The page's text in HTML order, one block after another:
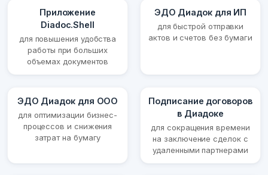
Приложение
Diadoc.Shell
для повышения удобства
работы при больших
объемах документов
ЭДО Диадок для ИП
для быстрой отправки
актов и счетов без бумаги
ЭДО Диадок для ООО
для оптимизации бизнес-
процессов и снижения
затрат на бумагу
Подписание договоров
в Диадоке
для сокращения времени
на заключение сделок с
удаленными партнерами